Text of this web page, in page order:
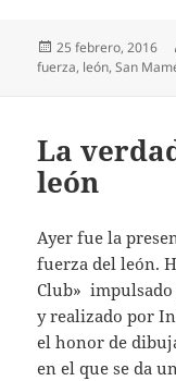
Publicado
el
25 febrero, 2016
fuerza, león,San
La
león
Ayer fue la
fuerza del león.
Club»
y realizado por
el honor de
en el que se da